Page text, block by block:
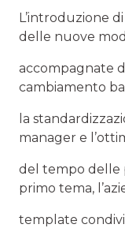
L’introduzione
delle nuove
accompagnate
cambiamento
la
manager e
del tempo delle
primo tema,
template